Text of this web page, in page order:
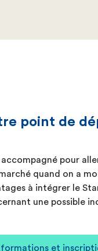
point de
accompagné pour
quand on a
à intégrer le
une possible
et